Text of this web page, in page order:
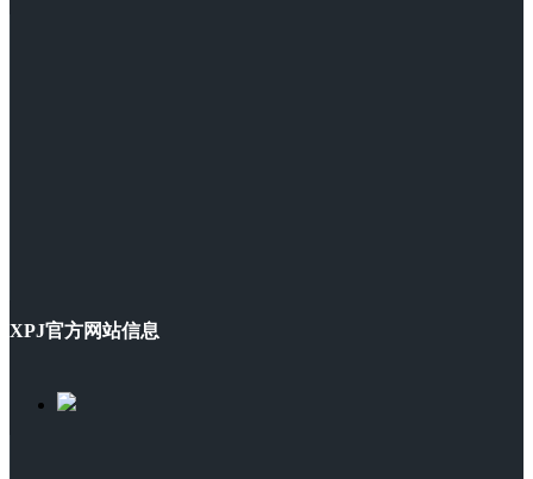
XPJ官方网站信息